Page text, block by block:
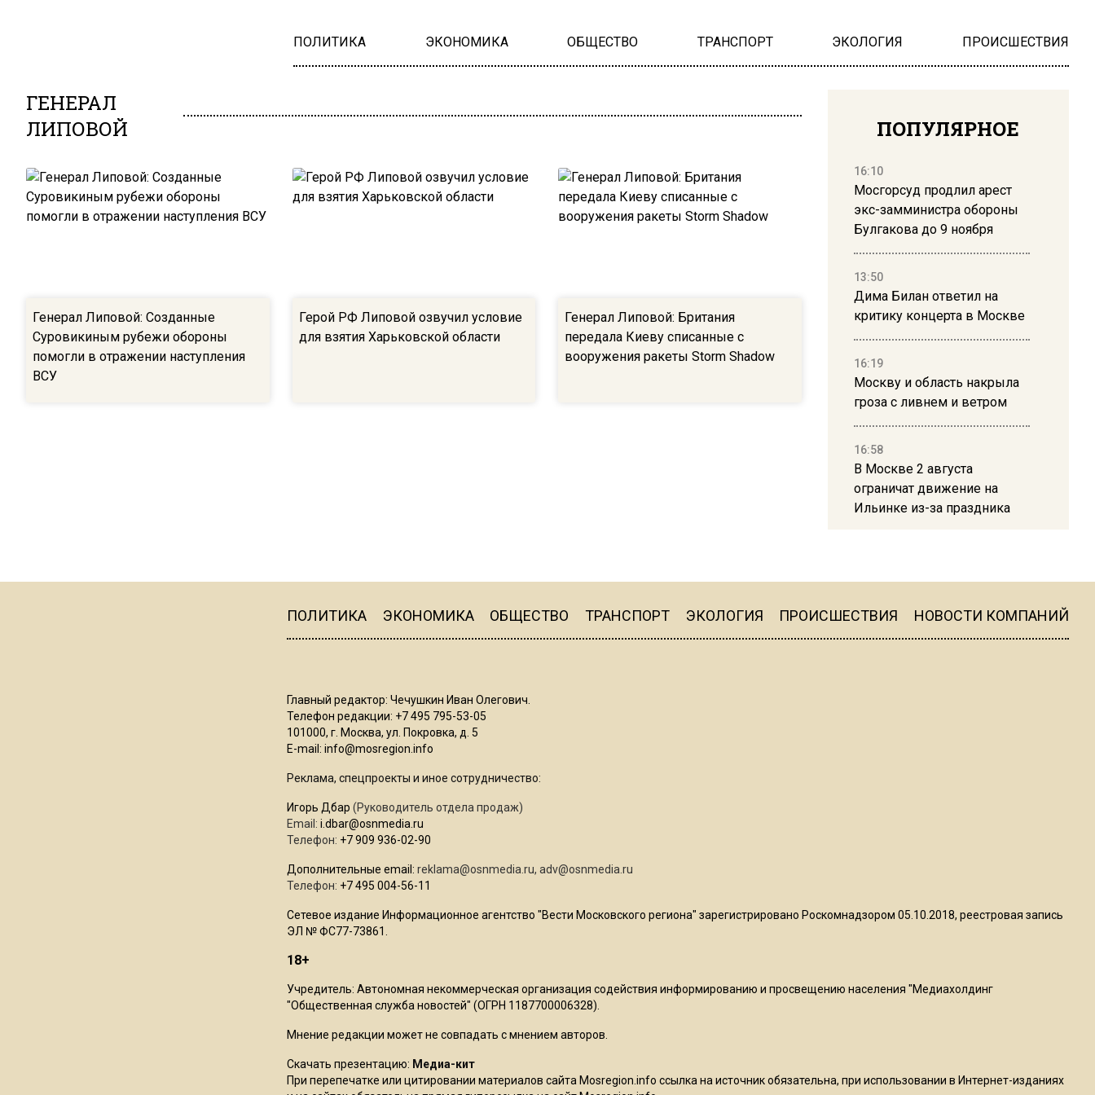
ПОЛИТИКА ЭКОНОМИКА ОБЩЕСТВО ТРАНСПОРТ ЭКОЛОГИЯ ПРОИСШЕСТВИЯ
ГЕНЕРАЛ
ЛИПОВОЙ
Генерал Липовой: Созданные
Суровикиным рубежи обороны
помогли в отражении наступления
ВСУ
Герой РФ Липовой озвучил условие
для взятия Харьковской области
Генерал Липовой: Британия
передала Киеву списанные с
вооружения ракеты Storm Shadow
ПОПУЛЯРНОЕ
16:10
Мосгорсуд продлил арест
экс-замминистра обороны
Булгакова до 9 ноября
13:50
Дима Билан ответил на
критику концерта в Москве
16:19
Москву и область накрыла
гроза с ливнем и ветром
16:58
В Москве 2 августа
ограничат движение на
Ильинке из-за праздника
Telegram после обвинений
Роман Терюшков назвал
ПОЛИТИКА ЭКОНОМИКА ОБЩЕСТВО ТРАНСПОРТ ЭКОЛОГИЯ ПРОИСШЕСТВИЯ НОВОСТИ КОМПАНИЙ
Главный редактор: Чечушкин Иван Олегович.
Телефон редакции: +7 495 795-53-05
101000, г. Москва, ул. Покровка, д. 5
E-mail: info@mosregion.info
Реклама, спецпроекты и иное сотрудничество:
Игорь Дбар (Руководитель отдела продаж)
Email: i.dbar@osnmedia.ru
Телефон: +7 909 936-02-90
Дополнительные email: reklama@osnmedia.ru, adv@osnmedia.ru
Телефон: +7 495 004-56-11
Сетевое издание Информационное агентство "Вести Московского региона" зарегистрировано Роскомнадзором 05.10.2018, реестровая запись
ЭЛ № ФС77-73861.
18+
Учредитель: Автономная некоммерческая организация содействия информированию и просвещению населения "Медиахолдинг
"Общественная служба новостей" (ОГРН 1187700006328).
Мнение редакции может не совпадать с мнением авторов.
Скачать презентацию: Медиа-кит
При перепечатке или цитировании материалов сайта Mosregion.info ссылка на источник обязательна, при использовании в Интернет-изданиях